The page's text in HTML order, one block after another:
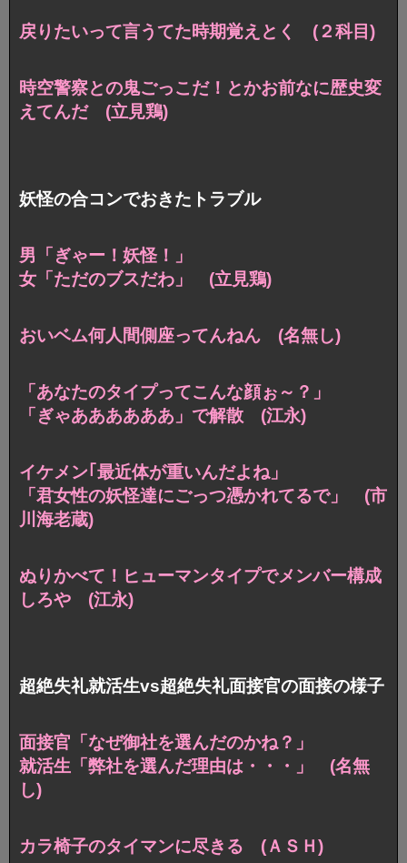
戻りたいって言うてた時期覚えとく (２科目)
時空警察との鬼ごっこだ！とかお前なに歴史変
えてんだ (立見鶏)
妖怪の合コンでおきたトラブル
男「ぎゃー！妖怪！」
女「ただのブスだわ」 (立見鶏)
おいベム何人間側座ってんねん (名無し)
「あなたのタイプってこんな顔ぉ～？」
「ぎゃああああああ」で解散 (江永)
イケメン｢最近体が重いんだよね」
「君女性の妖怪達にごっつ憑かれてるで」 (市
川海老蔵)
ぬりかべて！ヒューマンタイプでメンバー構成
しろや (江永)
超絶失礼就活生vs超絶失礼面接官の面接の様子
面接官「なぜ御社を選んだのかね？」
就活生「弊社を選んだ理由は・・・」 (名無
し)
カラ椅子のタイマンに尽きる (ＡＳＨ)